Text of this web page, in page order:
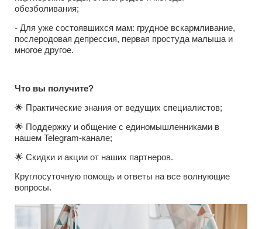
обезболивания;
- Для уже состоявшихся мам: грудное вскармливание,
послеродовая депрессия, первая простуда малыша и
многое другое.
Что вы получите?
🌟 Практические знания от ведущих специалистов;
🌟 Поддержку и общение с единомышленниками в
нашем Telegram-канале;
🌟 Скидки и акции от наших партнеров.
Круглосуточную помощь и ответы на все волнующие
вопросы.